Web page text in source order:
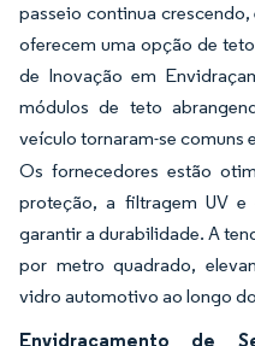
passeio continua
oferecem uma opção de
de Inovação em
módulos de teto
veículo tornaram-se comuns
Os fornecedores estão
proteção, a filtragem UV e
garantir a durabilidade. A
por metro quadrado,
vidro automotivo ao longo
Envidraçamento de